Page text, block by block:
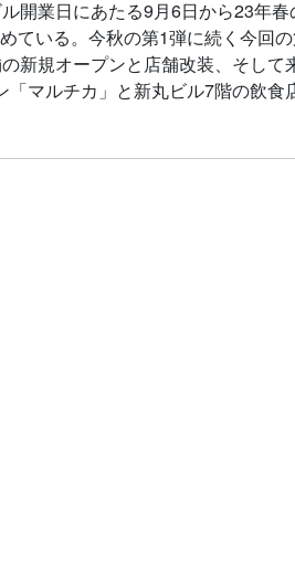
開業日にあたる9月6日から23年
ている。今秋の第1弾に続く今回
新規オープンと店舗改装、そして
マルチカ」と新丸ビル7階の飲食